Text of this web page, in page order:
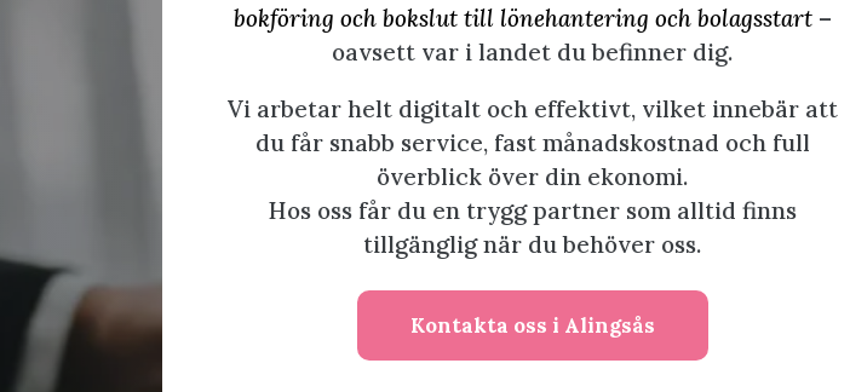
bokföring och bokslut till lönehantering och bolagsstart–
oavsett var i landet du befinner dig.
Vi arbetar helt digitalt och effektivt, vilket innebär att
du får snabb service, fast månadskostnad och full
överblick över din ekonomi.
Hos oss får du en trygg partner som alltid finns
tillgänglig när du behöver oss.
Kontakta oss i Alingsås